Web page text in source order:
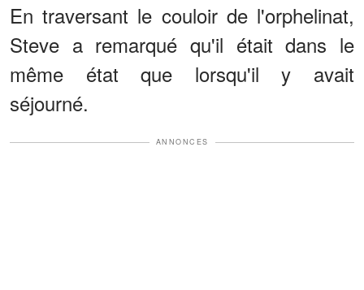
En traversant le couloir de l'orphelinat,
Steve a remarqué qu'il était dans le
même état que lorsqu'il y avait
séjourné.
ANNONCES